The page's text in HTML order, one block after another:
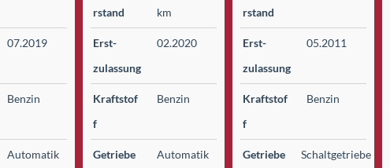
07.2019
Benzin
Automatik
r­stand
km
Erst­
zulassung
02.2020
Kraftstof
f
Benzin
Getriebe Automatik
r­stand
Erst­
zulassung
05.2011
Kraftstof
f
Benzin
Getriebe Schaltgetriebe